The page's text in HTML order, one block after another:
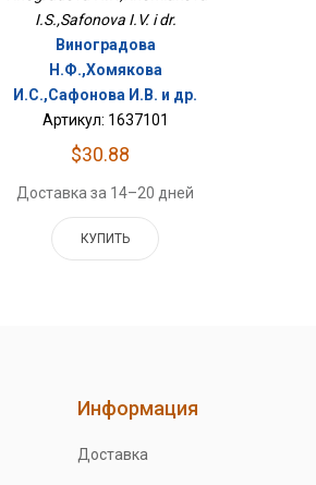
I.S.,Safonova I.V. i dr.
Виноградова
Н.Ф.,Хомякова
И.С.,Сафонова И.В. и др.
Артикул: 1637101
$30.88
Доставка за 14–20 дней
КУПИТЬ
Информация
Доставка